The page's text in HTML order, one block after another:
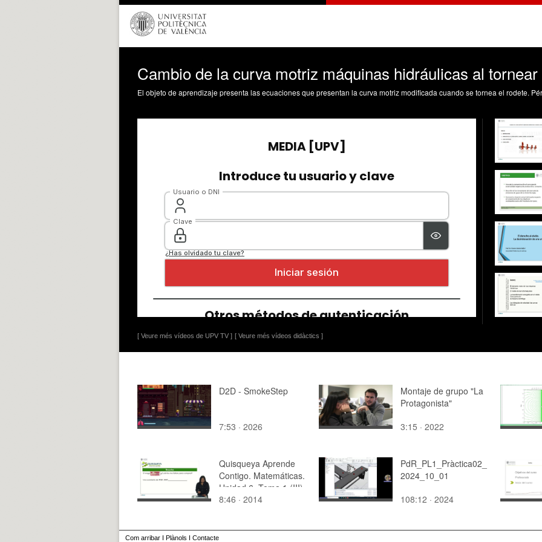
Cambio de la curva motriz máquinas hidráulicas al
[ Veure més vídeos de UPV TV ] [ Veure més vídeos didàctics ]
D2D - SmokeStep
7:53 · 2026
Montaje de grupo "La
Protagonista"
3:15 · 2022
Quisqueya Aprende
Contigo. Matemáticas.
Unidad 6. Tema 1 (III)
8:46 · 2014
PdR_PL1_Pràctica02_
2024_10_01
108:12 · 2024
Com arribar I Plànols I Contacte